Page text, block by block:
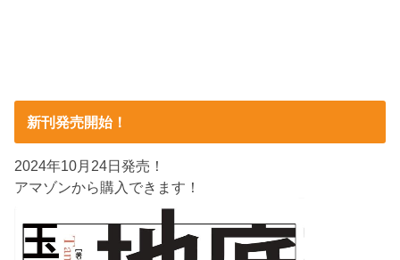
新刊発売開始！
2024年10月24日発売！
アマゾンから購入できます！